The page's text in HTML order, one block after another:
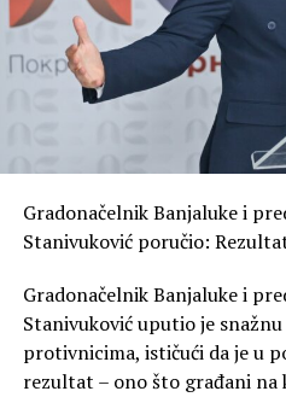
Gradonačelnik Banjaluke i
Stanivuković poručio:
Gradonačelnik Banjaluke i
Stanivuković uputio je
protivnicima, ističući da je u
rezultat – ono što građani na